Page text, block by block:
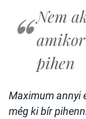
Nem
pihen
Maximum annyi
még ki bír